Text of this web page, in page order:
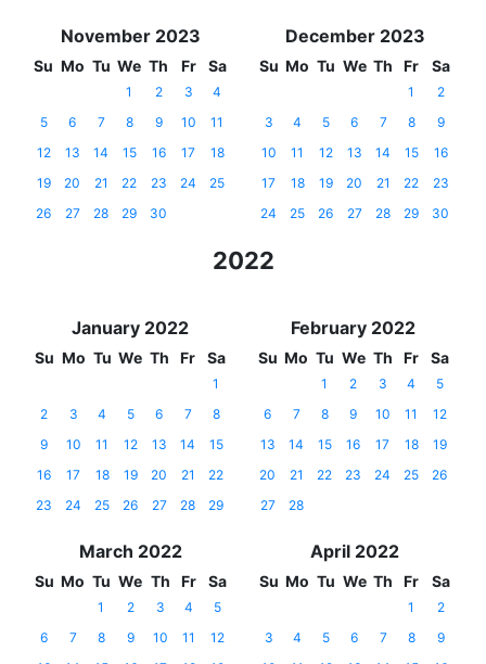
November 2023
Su Mo Tu We Th Fr Sa
1 2 3
4
5
6 7 8 9 10
11
12
13 14 15 16 17
18
19
20 21 22 23 24
25
26
27 28 29 30
December 2023
Su Mo Tu We Th Fr Sa
1
2
3
4 5 6 7 8
9
10
11 12 13 14 15
16
17
18 19 20 21 22
23
24
25 26 27 28 29 30
2022
January 2022
Su Mo Tu We Th Fr Sa
1
2
3 4 5 6 7
8
9
10 11 12 13 14
15
16
17 18 19 20 21
22
23
24 25 26 27 28 29
February 2022
Su Mo Tu We Th Fr Sa
1 2 3 4
5
6
7 8 9 10 11
12
13
14 15 16 17 18
19
20
21 22 23 24 25
26
27
28
March 2022
Su Mo Tu We Th Fr Sa
1 2 3 4
5
6
7 8 9 10 11
12
April 2022
Su Mo Tu We Th Fr Sa
1
2
3
4 5 6 7 8
9